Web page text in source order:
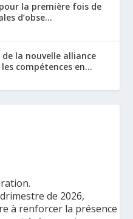
la première fois de
d’obse...
la nouvelle alliance
compétences en...
de 2026,
à renforcer la présence